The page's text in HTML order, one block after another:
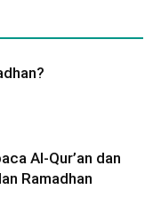
Al-Qur’an dan
Ramadhan